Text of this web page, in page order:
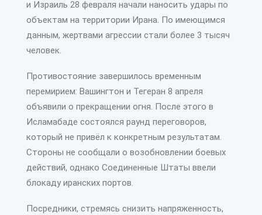
и Израиль 28 февраля начали наносить удары по
объектам на территории Ирана. По имеющимся
данным, жертвами агрессии стали более 3 тысяч
человек.
Противостояние завершилось временным
перемирием: Вашингтон и Тегеран 8 апреля
объявили о прекращении огня. После этого в
Исламабаде состоялся раунд переговоров,
который не привёл к конкретным результатам.
Стороны не сообщали о возобновлении боевых
действий, однако Соединенные Штаты ввели
блокаду иранских портов.
Посредники, стремясь снизить напряженность,